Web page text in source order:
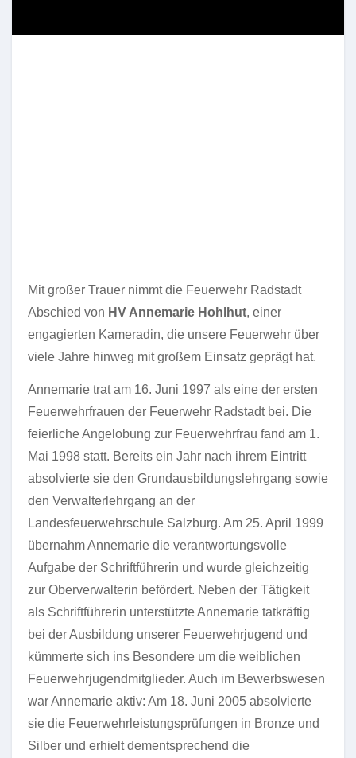
Mit großer Trauer nimmt die Feuerwehr Radstadt
Abschied von HV Annemarie Hohlhut, einer
engagierten Kameradin, die unsere Feuerwehr über
viele Jahre hinweg mit großem Einsatz geprägt hat.
Annemarie trat am 16. Juni 1997 als eine der ersten
Feuerwehrfrauen der Feuerwehr Radstadt bei. Die
feierliche Angelobung zur Feuerwehrfrau fand am 1.
Mai 1998 statt. Bereits ein Jahr nach ihrem Eintritt
absolvierte sie den Grundausbildungslehrgang sowie
den Verwalterlehrgang an der
Landesfeuerwehrschule Salzburg. Am 25. April 1999
übernahm Annemarie die verantwortungsvolle
Aufgabe der Schriftführerin und wurde gleichzeitig
zur Oberverwalterin befördert. Neben der Tätigkeit
als Schriftführerin unterstützte Annemarie tatkräftig
bei der Ausbildung unserer Feuerwehrjugend und
kümmerte sich ins Besondere um die weiblichen
Feuerwehrjugendmitglieder. Auch im Bewerbswesen
war Annemarie aktiv: Am 18. Juni 2005 absolvierte
sie die Feuerwehrleistungsprüfungen in Bronze und
Silber und erhielt dementsprechend die